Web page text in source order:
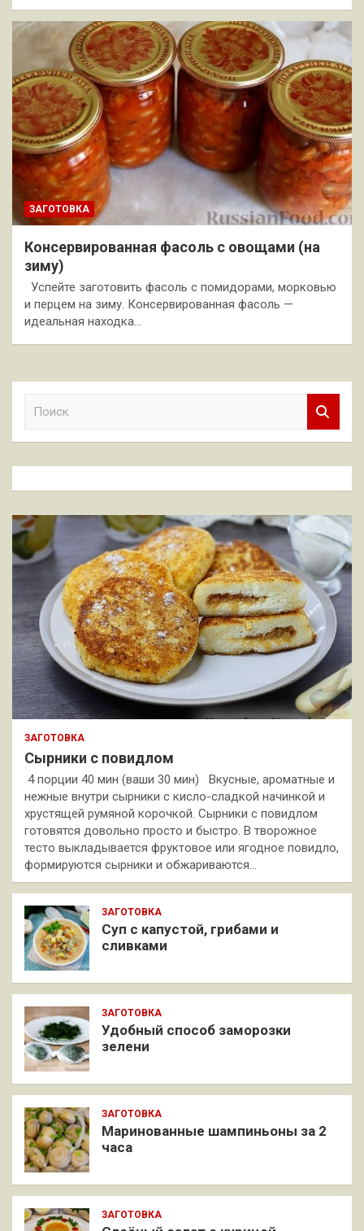
ЗАГОТОВКА
Консервированная фасоль с овощами (на
зиму)
Успейте заготовить фасоль с помидорами, морковью
и перцем на зиму. Консервированная фасоль —
идеальная находка…
к
ЗАГОТОВКА
Сырники с повидлом
4 порции 40 мин (ваши 30 мин) Вкусные, ароматные и
нежные внутри сырники с кисло-сладкой начинкой и
хрустящей румяной корочкой. Сырники с повидлом
готовятся довольно просто и быстро. В творожное
тесто выкладывается фруктовое или ягодное повидло,
формируются сырники и обжариваются…
ЗАГОТОВКА
Суп с капустой, грибами и
сливками
ЗАГОТОВКА
Удобный способ заморозки
зелени
ЗАГОТОВКА
Маринованные шампиньоны за 2
часа
ЗАГОТОВКА